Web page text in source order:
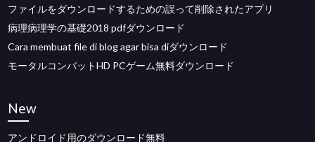
ファイルをダウンロードするための誤って削除されたアプリ
病理病理学の基礎2018 pdfダウンロード
Cara membuat file di blog agar bisa diダウンロード
モータルコンバットHD PCゲーム無料ダウンロード
New
アンドロイド用のダウンロード無料